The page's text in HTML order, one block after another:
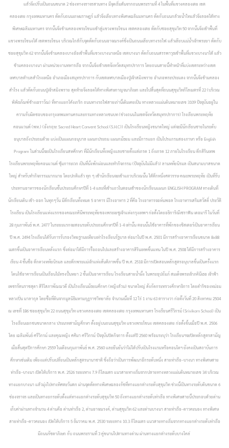
แล้วจึงปรับเป็นถนนขนาด 2 ช่องทางจราจรสวนทาง มีจุดเริ่มต้นจากถนนพระรามที่ 4 ในพื้นที่แขวงคลองเตย เขต
คลองเตย กรุงเทพมหานคร ตัดกับถนนเกษมราษฏร์ แล้วจึงเลียบทางพิเศษเฉลิมมหานคร ตัดกับถนนกล้วยน้ำไทแล้วจึงลอดใต้ทาง
พิเศษเฉลิมมหานคร จากนั้นจึงข้ามคลองพระโขนงเข้าสู่แขวงพระโขนง เขตคลองเตย ตัดกับซอยสุขุมวิท 50 จากนั้นจึงเข้าพื้นที่
แขวงพระโขนงใต้ เขตพระโขนง บริเวณใกล้กับจุดตัดกับถนนอาจณรงค์ซึ่งเป็นถนนเลียบทางรถไฟ แล้วเลียบแม่น้ำเจ้าพระยา ตัดกับ
ซอยสุขุมวิท 62 จากนั้นจึงข้ามคลองบางอ้อเข้าพื้นที่แขวงบางนาเหนือ เขตบางนา ตัดกับถนนสรรพาวุธเข้าพื้นที่แขวงบางนาใต้ แล้ว
ข้ามคลองบางนา ผ่านหน่วยงานทหารเรือ จากนั้นจึงเข้าเขตจังหวัดสมุทรปราการ โดยถนนสายนี้ทำหน้าที่แบ่งเขตระหว่างเขต
เทศบาลตำบลสำโรงเหนือ อำเภอเมืองสมุทรปราการ กับเขตเทศบาลเมืองปู่เจ้าสมิงพราย อำเภอพระประแดง จากนั้นจึงข้ามคลอง
สำโรง แล้วตัดกับถนนปู่เจ้าสมิงพราย สุดท้ายจึงลอดใต้ทางพิเศษกาญจนาภิเษก และไปสิ้นสุดที่ถนนสุขุมวิทกิโลเมตรที่ 22 (บริเวณ
พิพิธภัณฑ์ช้างเอราวัณ) ที่ทางแยกโค้งเกริก ถนนทางรถไฟสายเก่านี้เดิมเคยเป็น ทางหลวงแผ่นดินหมายเลข 3109 ปัจจุบันอยู่ใน
ความรับผิดชอบของกรุงเทพมหานครและกรมทางหลวงชนบท (ช่วงถนนในเขตจังหวัดสมุทรปราการ) โรงเรียนพระหฤทัย
คอนแวนต์ (พห.) (อังกฤษ: Sacred Heart Convent School (S.H.C)) เป็นโรงเรียนหญิงขนาดใหญ่ แต่จะมีนักเรียนชายในระดับ
อนุบาลถึงประถมด้วย แบ่งเป็นแผนกอนุบาล แผนกประถม แผนกมัธยม และมีการแยก เป็นโปรแกรมสองภาษา หรือ English
Program ในส่วนนี้จะเป็นโรงเรียนสหศึกษา ที่มีนักเรียนทั้งหญิงและชายตั้งแต่เกรด 1 ถึงเกรด 12 ภายในโรงเรียน ตึกสิรินเทพ
โรงเรียนพระหฤทัยคอนแวนต์ ซุ้มการะเวก เป็นที่นั่งพักผ่อนและทำกิจกรรม (ปัจจุบันไม่มีแล้ว) ลานหทัยนิรมล เป็นสนามบาสขนาด
ใหญ่ สำหรับทำกิจกรรมมากมาย โดยปกติแล้ว ทุก ๆ เช้านักเรียนจะเข้าแถวบริเวณนั้น ใต้ตึกหนึ่งศตวรรษ คณะพระหฤทัย เป็นที่รับ
ประทานอาหารของนักเรียนชั้นประถมศึกษาปีที่ 1-4 และที่เข้าแถวในตอนเช้าของนักเรียนแผนก ENGLISH PROGRAM ทางเดินที่
นักเรียนเดิน เข้า-ออก ในทุกๆวัน มีตึกเรียนทั้งหมด 5 อาคาร มีโรงอาหาร 2 ที่คือ โรงอาหารจอห์นพอล โรงอาหารเสริมสวัสดิ์ ประวัติ
โรงเรียน เป็นโรงเรียนแห่งแรกของคณะภคินีพระหฤทัยของพระเยซูเจ้าแห่งกรุงเทพฯ ก่อตั้งโดยอธิการิณีเซราฟิน เดอมารี ในวันที่
28 กุมภาพันธ์ พ.ศ. 2477 ในระยะแรกจะสอนระดับประถมศึกษาปีที่ 1-4 เท่านั้น ตอนนั้นใช้อาคารที่พักของซิสเตอร์เป็นอาคารเรียน
ปี พ.ศ. 2494 โรงเรียนได้รับการรับรองวิทยฐานะเทียบเท่าโรงเรียนรัฐบาล ต่อมาในปี พ.ศ. 2501 มีการสร้างอาคารเรียนขนาด 8x88
เมตรขึ้นเป็นอาคารเรียนหลังแรก ซึ่งต่อมาได้มีการรื้อถอนไปและสร้างอาคารสิรินเทพขึ้นแทน ในปี พ.ศ. 2508 ได้มีการสร้างอาคาร
เรียน 4 ชั้นชื่อ ตึกดวงหทัยนิรมล และตึกพระแม่เจ้าแห่งสันติภาพขึ้น ปี พ.ศ. 2518 มีการเปิดสอนหลักสูตรอนุบาลขึ้นเป็นครั้งแรก
โดนใช้อาคารเรียนเป็นเรือนไม้ทรงปั้นหยา 2 ชั้นเป็นอาคารเรียนโรงเรียนสายน้ำผึ้ง ในพระอุปถัมภ์ สมเด็จพระเจ้าภคินีเธอ เจ้าฟ้า
เพชรรัตนราชสุดา สิริโสภาพัณณวดี เป็นโรงเรียนมัธยมศึกษา (หญิงล้วน) ขนาดใหญ่ สังกัดกระทรวงศึกษาธิการ โดยดำริของหม่อม
หลวงปิ่น มาลากุล โดยซื้อที่ดินจากมูลนิธิมหามกุฏราชวิทยาลัย จำนวนเนื้อที่ 12 ไร่ 1 งาน 63 ตารางวา ก่อตั้งวันที่ 20 สิงหาคม 2504
ณ เลขที่ 186 ซอยสุขุมวิท 22 ถนนสุขุมวิท แขวงคลองเตย เขตคลองเตย กรุงเทพมหานคร โรงเรียนศรีวิกรม์ (Srivikorn School) เป็น
โรงเรียนเอกชนขนาดกลาง ประเภทสามัญศึกษา ตั้งอยู่บนถนนสุขุมวิท แขวงพระโขนง เขตคลองเตย ก่อตั้งขึ้นเมื่อปี พ.ศ. 2506
โดย เฉลิมพันธ์ ศรีวิกรม์ และคุณหญิง ศศิมา ศรีวิกรม์ ปัจจุบันปิดกิจการ ตั้งแต่ปี 2560 พร้อมระบุว่า โรงเรียนฯจะปิดหลักสูตรสามัญ
เมื่อสิ้นสุดปีการศึกษา 2559 ในเดือนกุมภาพันธ์ พ.ศ. 2560 และยืนยันว่าไม่ได้ปรับเป็นโรงแรมหรือคอนโดฯ ยังคงเป็นสถาบันการ
ศึกษาเช่นเดิม เพียงแต่ปรับเปลี่ยนเป็นหลักสูตรนานาชาติ ซึ่งถือว่าเป็นการพัฒนาอีกระดับหนึ่ง สายท่าเรือ–บางนา ทางพิเศษสาย
ท่าเรือ–บางนา เปิดให้บริการ พ.ศ. 2526 ระยะทาง 7.9 กิโลเมตร แนวสายทางเริ่มจากปลายทางหลวงแผ่นดินหมายเลข 34 บริเวณ
ทางแยกบางนา แล้วมุ่งไปทางทิศตะวันตก ผ่านจุดตัดทางพิเศษฉลองรัชที่ทางแยกต่างระดับสุขุมวิท ช่วงนี้เป็นทางระดับดินขนาด 6
ช่องจราจร และเป็นทางยกระดับตั้งแต่ทางแยกต่างระดับสุขุมวิท 50 ถึงทางแยกต่างระดับท่าเรือ ทางพิเศษสายนี้ประกอบด้วยด่าน
เก็บค่าผ่านทางจำนวน 4 ด่านคือ ด่านท่าเรือ 2, ด่านอาจณรงค์, ด่านสุขุมวิท 62 และด่านบางนา สายท่าเรือ–ดาวคะนอง ทางพิเศษ
สายท่าเรือ–ดาวคะนอง เปิดให้บริการ 5 ธันวาคม พ.ศ. 2530 ระยะทาง 10.3 กิโลเมตร แนวสายทางเริ่มจากทางแยกต่างระดับท่าเรือ
มีถนนรัชดาภิเษก กับ ถนนพระรามที่ 3 คู่ขนานไปตามทางด่วน ผ่านทางแยกต่างระดับบางโคล่